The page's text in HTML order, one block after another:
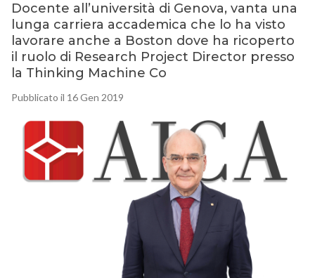
Docente all’università di Genova, vanta una
lunga carriera accademica che lo ha visto
lavorare anche a Boston dove ha ricoperto
il ruolo di Research Project Director presso
la Thinking Machine Co
Pubblicato il 16 Gen 2019